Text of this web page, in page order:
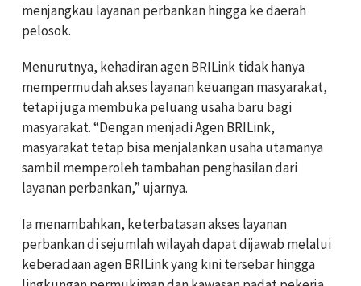
menjangkau layanan perbankan hingga ke daerah
pelosok.
Menurutnya, kehadiran agen BRILink tidak hanya
mempermudah akses layanan keuangan masyarakat,
tetapi juga membuka peluang usaha baru bagi
masyarakat. “Dengan menjadi Agen BRILink,
masyarakat tetap bisa menjalankan usaha utamanya
sambil memperoleh tambahan penghasilan dari
layanan perbankan,” ujarnya.
Ia menambahkan, keterbatasan akses layanan
perbankan di sejumlah wilayah dapat dijawab melalui
keberadaan agen BRILink yang kini tersebar hingga